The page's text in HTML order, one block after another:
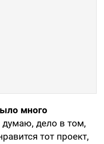
много
думаю, дело в том,
тот проект,